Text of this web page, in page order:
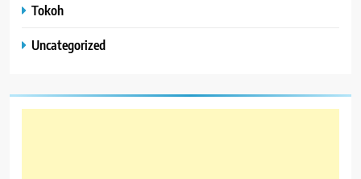
Tokoh
Uncategorized